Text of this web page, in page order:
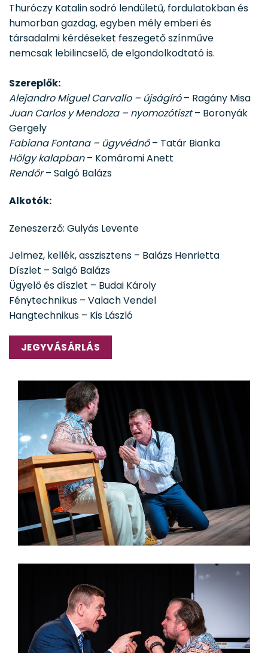
Thuróczy Katalin sodró lendületű, fordulatokban és
humorban gazdag, egyben mély emberi és
társadalmi kérdéseket feszegető színműve
nemcsak lebilincselő, de elgondolkodtató is.
Szereplők:
Alejandro Miguel Carvallo – újságíró– Ragány Misa
Juan Carlos y Mendoza – nyomozótiszt– Boronyák
Gergely
Fabiana Fontana – ügyvédnő– Tatár Bianka
Hölgy kalapban– Komáromi Anett
Rendőr– Salgó Balázs
Alkotók:
Zeneszerző: Gulyás Levente
Jelmez, kellék, asszisztens – Balázs Henrietta
Díszlet – Salgó Balázs
Ügyelő és díszlet – Budai Károly
Fénytechnikus – Valach Vendel
Hangtechnikus – Kis László
JEGYVÁSÁRLÁS